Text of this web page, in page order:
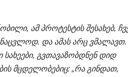
ამ პროტესტის შესახებ,
და ამას არც ვმალავთ.
სახეები, გვთავაზობდნენ დიდ
მცდელობებიც: „რა გინდათ,